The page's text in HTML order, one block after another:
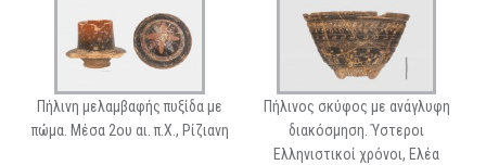
Πήλινη μελαμβαφής πυξίδα με
πώμα. Μέσα 2ου αι. π.Χ., Ρίζιανη
Πήλινος σκύφος με ανάγλυφη
διακόσμηση. Ύστεροι
Ελληνιστικοί χρόνοι, Ελέα